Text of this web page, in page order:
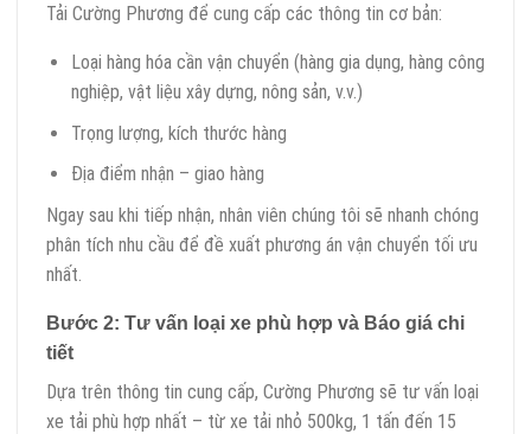
Tải Cường Phương để cung cấp các thông tin cơ bản:
Loại hàng hóa cần vận chuyển (hàng gia dụng, hàng công
nghiệp, vật liệu xây dựng, nông sản, v.v.)
Trọng lượng, kích thước hàng
Địa điểm nhận – giao hàng
Ngay sau khi tiếp nhận, nhân viên chúng tôi sẽ nhanh chóng
phân tích nhu cầu để đề xuất phương án vận chuyển tối ưu
nhất.
Bước 2: Tư vấn loại xe phù hợp và Báo giá chi
tiết
Dựa trên thông tin cung cấp, Cường Phương sẽ tư vấn loại
xe tải phù hợp nhất – từ xe tải nhỏ 500kg, 1 tấn đến 15